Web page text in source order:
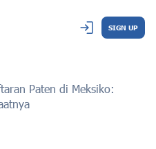
SIGN UP
Paten di Meksiko: